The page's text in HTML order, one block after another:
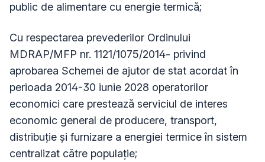
public de alimentare cu energie termică;
Cu respectarea prevederilor Ordinului
MDRAP/MFP nr. 1121/1075/2014- privind
aprobarea Schemei de ajutor de stat acordat în
perioada 2014-30 iunie 2028 operatorilor
economici care prestează serviciul de interes
economic general de producere, transport,
distribuţie şi furnizare a energiei termice în sistem
centralizat către populaţie;